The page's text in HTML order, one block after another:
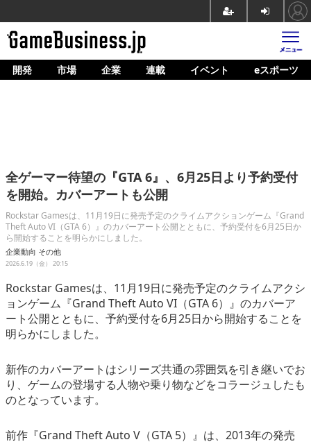
ホーム
企業動向
人材育成
産業政策
連載
イベント/セミナー
eスポーツ
開発 市場 企業 連載 イベント eスポーツ
全ゲーマー待望の『GTA 6』、6月25日より予約受付
を開始。カバーアートも公開
Rockstar Gamesは、11月19日に発売予定のクライムアクションゲーム『Grand
Theft Auto VI（GTA 6）』のカバーアート公開とともに、予約受付を6月25日か
ら開始することを明らかにしました。
企業動向 その他
2026.6.19（金） 20:15
Rockstar Gamesは、11月19日に発売予定のクライムアクシ
ョンゲーム『Grand Theft Auto VI（GTA 6）』のカバーア
ート公開とともに、予約受付を6月25日から開始することを
明らかにしました。
新作のカバーアートはシリーズ共通の雰囲気を引き継いでお
り、ゲームの登場する人物や乗り物などをコラージュしたも
のとなっています。
前作『Grand Theft Auto V（GTA 5）』は、2013年の発売